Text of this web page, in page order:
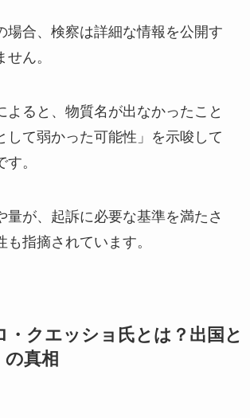
場合、検察は詳細な情報を公開す
ん。
よると、物質名が出なかったこと
して弱かった可能性」を示唆して
。
量が、起訴に必要な基準を満たさ
も指摘されています。
・クエッショ氏とは？出国と
の真相